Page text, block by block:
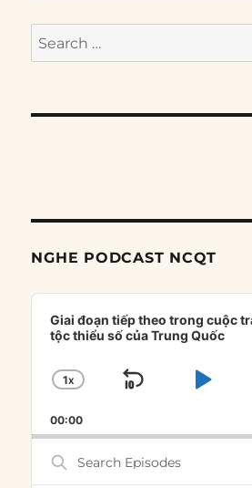
Search
for:
NGHE PODCAST NCQT
Audio
Player
Giai đoạn tiếp theo trong cuộc
tộc thiểu số của Trung Quốc
CHANGE
RATE
1X
SKIP
00:00
Search
Episodes